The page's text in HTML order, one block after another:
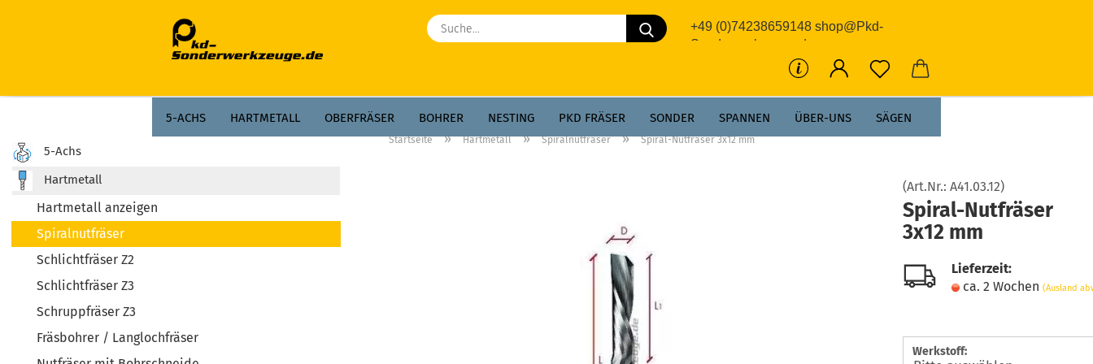
Suche...+49 (0)74238659148 shop@Pkd-
Sonderwerkzeuge.de
5-ACHS HARTMETALL OBERFRÄSER BOHRER NESTING PKD FRÄSER SONDER SPANNEN ÜBER-UNS SÄGEN
Startseite » Hartmetall » Spiralnutfräser » Spiral-Nutfräser 3x12 mm
(Art.Nr.: A41.03.12)
Spiral-Nutfräser
3x12 mm
Lieferzeit:
ca. 2 Wochen (Ausland
Werkstoff:
5-Achs
Hartmetall
Hartmetall anzeigen
Spiralnutfräser
Schlichtfräser Z2
Schlichtfräser Z3
Schruppfräser Z3
Fräsbohrer / Langlochfräser